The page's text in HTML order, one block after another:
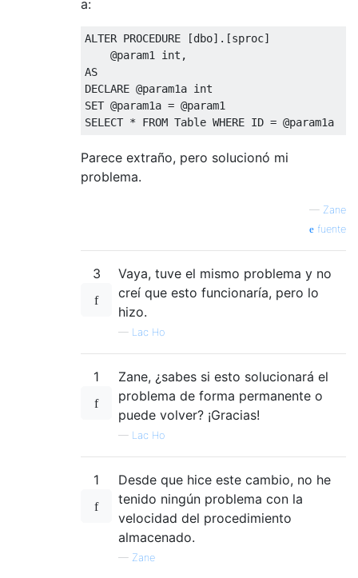
a:
ALTER PROCEDURE [dbo].[sproc]
@param1 int ,
AS
DECLARE @
SET @param1a = @
SELECT * FROM Table WHERE ID = @param1a
Parece extraño, pero solucionó mi
problema.
— Zane
fuente
3
Vaya, tuve el mismo problema y no
creí que esto funcionaría, pero lo
hizo.
— Lac Ho
1
Zane, ¿sabes si esto solucionará el
problema de forma permanente o
puede volver? ¡Gracias!
— Lac Ho
1
Desde que hice este cambio, no he
tenido ningún problema con la
velocidad del procedimiento
almacenado.
— Zane